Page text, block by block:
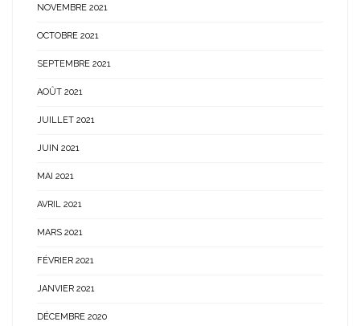
NOVEMBRE 2021
OCTOBRE 2021
SEPTEMBRE 2021
AOÛT 2021
JUILLET 2021
JUIN 2021
MAI 2021
AVRIL 2021
MARS 2021
FÉVRIER 2021
JANVIER 2021
DÉCEMBRE 2020